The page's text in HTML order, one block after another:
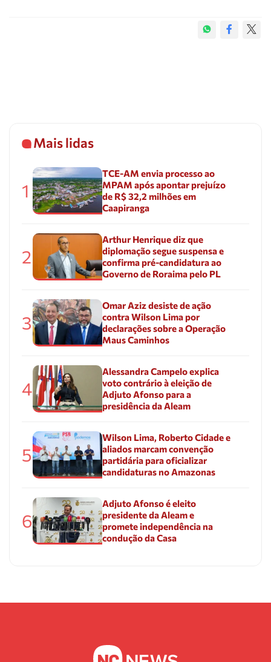
Mais lidas
1
TCE-AM envia processo ao
MPAM após apontar prejuízo
de R$ 32,2 milhões em
Caapiranga
2
Arthur Henrique diz que
diplomação segue suspensa e
confirma pré-candidatura ao
Governo de Roraima pelo PL
3
Omar Aziz desiste de ação
contra Wilson Lima por
declarações sobre a Operação
Maus Caminhos
4
Alessandra Campelo explica
voto contrário à eleição de
Adjuto Afonso para a
presidência da Aleam
5
Wilson Lima, Roberto Cidade e
aliados marcam convenção
partidária para oficializar
candidaturas no Amazonas
6
Adjuto Afonso é eleito
presidente da Aleam e
promete independência na
condução da Casa